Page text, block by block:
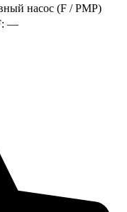
насос (F / PMP)
—